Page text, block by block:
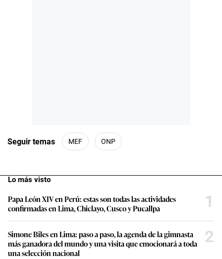
Seguir temas MEF ONP
Lo más visto
Papa León XIV en Perú: estas son todas las actividades
confirmadas en Lima, Chiclayo, Cusco y Pucallpa
1
Simone Biles en Lima: paso a paso, la agenda de la gimnasta
más ganadora del mundo y una visita que emocionará a toda
una selección nacional
2